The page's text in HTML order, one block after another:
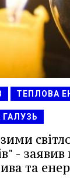
ТЕПЛОВА
ГАЛУЗЬ
-
та